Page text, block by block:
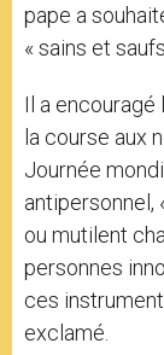
pape a
« sains et
Il a encouragé
la course aux
Journée
antipersonnel,
ou mutilent
personnes
ces
exclamé.